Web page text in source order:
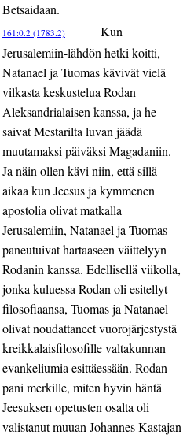
Betsaidaan.
161:0.2 (1783.2)
Kun
Jerusalemiin-lähdön hetki koitti,
Natanael ja Tuomas kävivät vielä
vilkasta keskustelua Rodan
Aleksandrialaisen kanssa, ja he
saivat Mestarilta luvan jäädä
muutamaksi päiväksi Magadaniin.
Ja näin ollen kävi niin, että sillä
aikaa kun Jeesus ja kymmenen
apostolia olivat matkalla
Jerusalemiin, Natanael ja Tuomas
paneutuivat hartaaseen väittelyyn
Rodanin kanssa. Edellisellä viikolla,
jonka kuluessa Rodan oli esitellyt
filosofiaansa, Tuomas ja Natanael
olivat noudattaneet vuorojärjestystä
kreikkalaisfilosofille valtakunnan
evankeliumia esittäessään. Rodan
pani merkille, miten hyvin häntä
Jeesuksen opetusten osalta oli
valistanut muuan Johannes Kastajan